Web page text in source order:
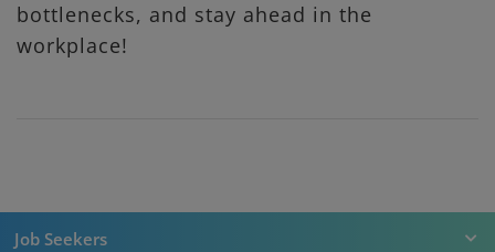
bottlenecks, and stay ahead in the
workplace!
Job Seekers